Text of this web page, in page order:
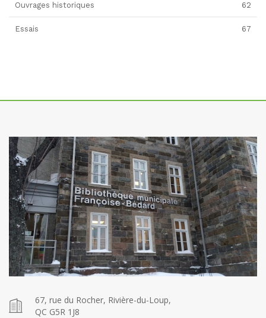
Ouvrages historiques 62
Essais 67
67, rue du Rocher, Rivière-du-Loup,
QC G5R 1J8